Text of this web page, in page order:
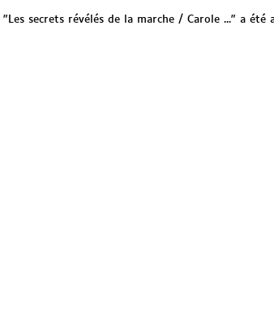
"Les secrets révélés de la marche / Carole ..." a été